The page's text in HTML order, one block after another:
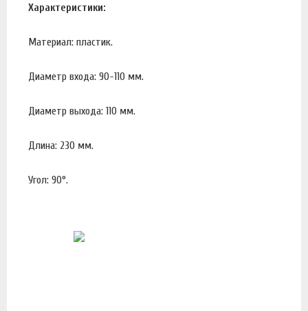
Характеристики:
Материал: пластик.
Диаметр входа: 90-110 мм.
Диаметр выхода: 110 мм.
Длина: 230 мм.
Угол: 90°.